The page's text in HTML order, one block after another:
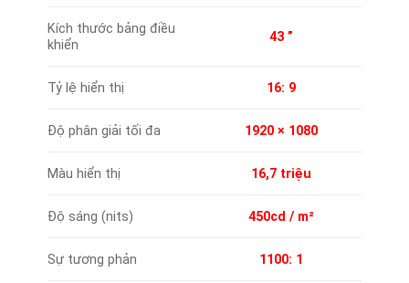
Kích thước bảng điều
khiển
43 ”
Tỷ lệ hiển thị 16: 9
Độ phân giải tối đa 1920 × 1080
Màu hiển thị 16,7 triệu
Độ sáng (nits) 450cd / m²
Sự tương phản 1100: 1